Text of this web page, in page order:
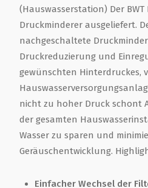
(Hauswasserstation) Der
Druckminderer ausgeliefert.
nachgeschaltete
Druckreduzierung und
gewünschten Hinterdruckes,
nicht zu hoher Druck schont
der gesamten
Wasser zu sparen und
Geräuschentwicklung.
Einfacher Wechsel der